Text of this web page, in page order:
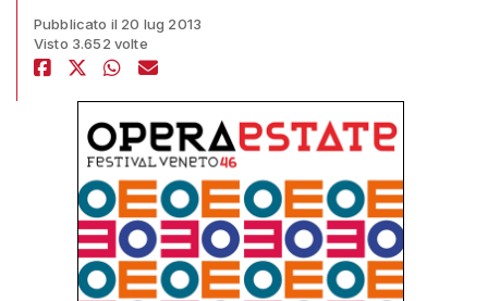
Pubblicato il 20 lug 2013
Visto 3.652 volte